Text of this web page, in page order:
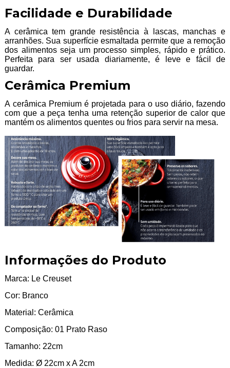
Facilidade e Durabilidade
A cerâmica tem grande resistência à lascas, manchas e
arranhões. Sua superfície esmaltada permite que a remoção
dos alimentos seja um processo simples, rápido e prático.
Perfeita para ser usada diariamente, é leve e fácil de
guardar.
Cerâmica Premium
A cerâmica Premium é projetada para o uso diário, fazendo
com que a peça tenha uma retenção superior de calor que
mantém os alimentos quentes ou frios para servir na mesa.
Informações do Produto
Marca: Le Creuset
Cor: Branco
Material: Cerâmica
Composição: 01 Prato Raso
Tamanho: 22cm
Medida: Ø 22cm x A 2cm